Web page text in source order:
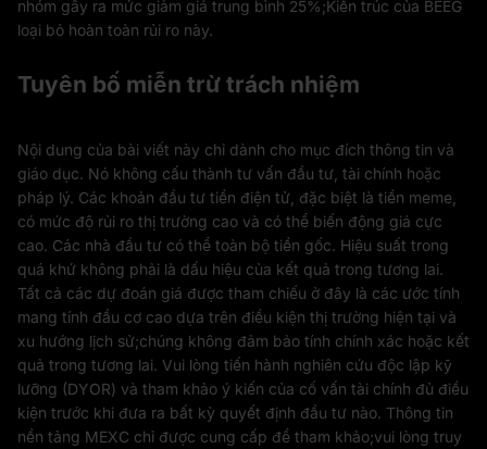
nhóm gây ra mức giảm giá trung bình 25%;Kiến trúc của BEEG
loại bỏ hoàn toàn rủi ro này.
Tuyên bố miễn trừ trách nhiệm
Nội dung của bài viết này chỉ dành cho mục đích thông tin và
giáo dục. Nó không cấu thành tư vấn đầu tư, tài chính hoặc
pháp lý. Các khoản đầu tư tiền điện tử, đặc biệt là tiền meme,
có mức độ rủi ro thị trường cao và có thể biến động giá cực
cao. Các nhà đầu tư có thể toàn bộ tiền gốc. Hiệu suất trong
quá khứ không phải là dấu hiệu của kết quả trong tương lai.
Tất cả các dự đoán giá được tham chiếu ở đây là các ước tính
mang tính đầu cơ cao dựa trên điều kiện thị trường hiện tại và
xu hướng lịch sử;chúng không đảm bảo tính chính xác hoặc kết
quả trong tương lai. Vui lòng tiến hành nghiên cứu độc lập kỹ
lưỡng (DYOR) và tham khảo ý kiến của cố vấn tài chính đủ điều
kiện trước khi đưa ra bất kỳ quyết định đầu tư nào. Thông tin
nền tảng MEXC chỉ được cung cấp để tham khảo;vui lòng truy